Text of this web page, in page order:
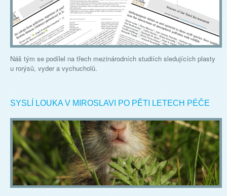
Náš tým se podílel na třech mezinárodních studiích sledujících plasty
u rorýsů, vyder a vychucholů.
SYSLÍ LOUKA V MIROSLAVI PO PĚTI LETECH PÉČE